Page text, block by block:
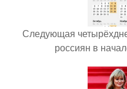
Следующая
россиян в